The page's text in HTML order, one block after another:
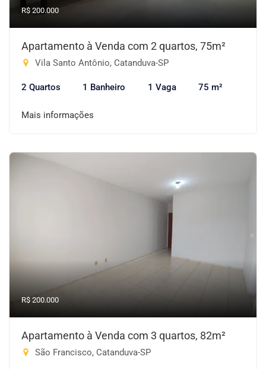
R$ 200.000
Apartamento à Venda com 2 quartos, 75m²
Vila Santo Antônio, Catanduva-SP
2 Quartos 1 Banheiro 1 Vaga 75 m²
Mais informações
R$ 200.000
Apartamento à Venda com 3 quartos, 82m²
São Francisco, Catanduva-SP